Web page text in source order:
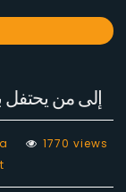
إلى من يحتفل
on
إلى
1770 views